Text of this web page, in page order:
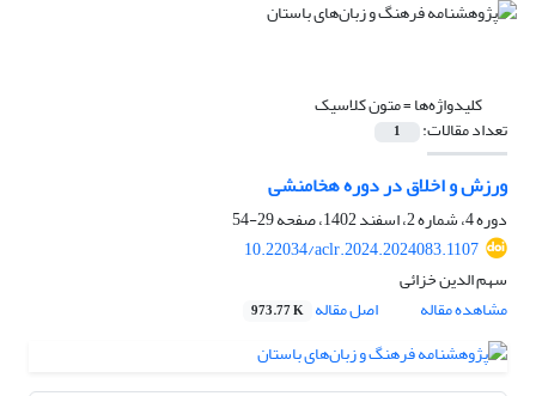
کلیدواژه‌ها =متون کلاسیک
تعداد مقالات: 1
ورزش و اخلاق در دوره هخامنشی
دوره 4، شماره 2، اسفند 1402، صفحه
29-54
10.22034/aclr.2024.2024083.1107
سهم الدین خزائی
مشاهده مقاله
اصل مقاله 973.77 K